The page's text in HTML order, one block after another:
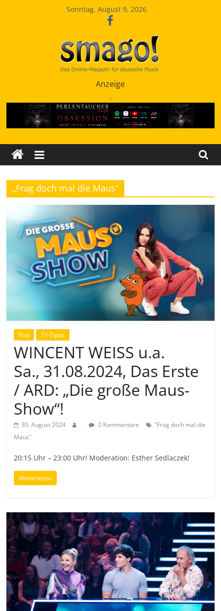
Sonntag, August 9, 2026
SchlagerMAGazinOnline
Anzeige
.
„Frag doch mal die Maus“
Pop TV-Tipps
WINCENT WEISS u.a.
Sa., 31.08.2024, Das Erste
/ ARD: „Die große Maus-
Show“!
30. August 2024 . 0 Kommentare
"Frag doch mal die
Maus"
20:15 Uhr – 23:00 Uhr! Moderation: Esther Sedlaczek!
Weiterlesen